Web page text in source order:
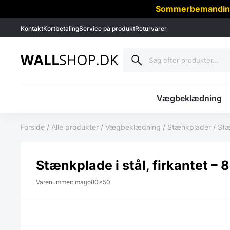
KontaktKortbetalingService på produktReturvarer
Vægbeklædning
Forside / Alle produkter / Vægbeklædning / Stænkplader /
Stænkplade i stål, firkantet –
Varenummer: mago80x50